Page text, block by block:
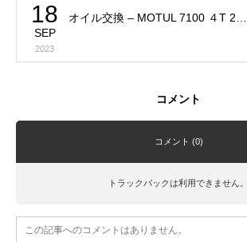
18
SEP
2023
オイル交換 – MOTUL 7100 ４T 2…
コメント
コメント (0)
トラックバックは利用できません。
この記事へのコメントはありません。